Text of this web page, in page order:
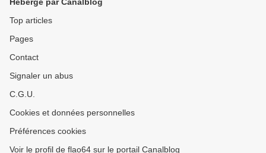
Top articles
Pages
Contact
Signaler un abus
C.G.U.
Cookies et données personnelles
Préférences cookies
Voir le profil de flao64 sur le portail Canalblog